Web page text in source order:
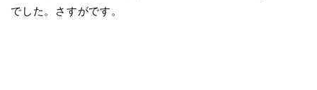
でした。さすがです。